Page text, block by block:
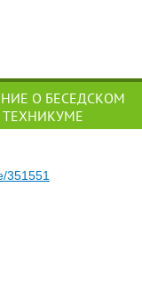
О БЕСЕДСКОМ
351551